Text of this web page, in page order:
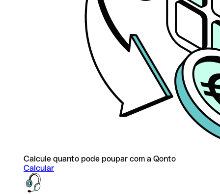
Calcule quanto pode poupar com a Qonto
Calcular